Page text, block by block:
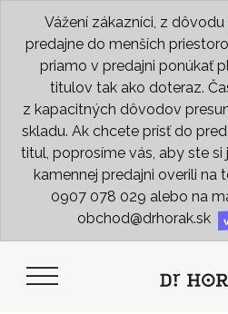
Vážení zákazníci, z
predajne do menších
priamo v predajni ponúkať
titulov tak ako doteraz.
z kapacitných dôvodov
skladu. Ak chcete prísť do
titul, poprosíme vás, aby ste
kamennej predajni overili na
0907 078 029 alebo na
obchod@drhorak.sk